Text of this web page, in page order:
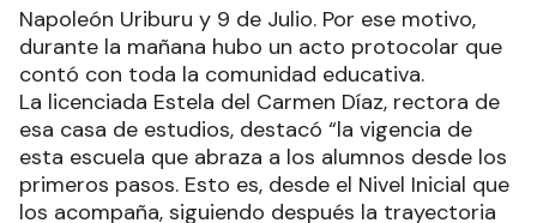
Napoleón Uriburu y 9 de Julio. Por ese motivo,
durante la mañana hubo un acto protocolar que
contó con toda la comunidad educativa.
La licenciada Estela del Carmen Díaz, rectora de
esa casa de estudios, destacó “la vigencia de
esta escuela que abraza a los alumnos desde los
primeros pasos. Esto es, desde el Nivel Inicial que
los acompaña, siguiendo después la trayectoria